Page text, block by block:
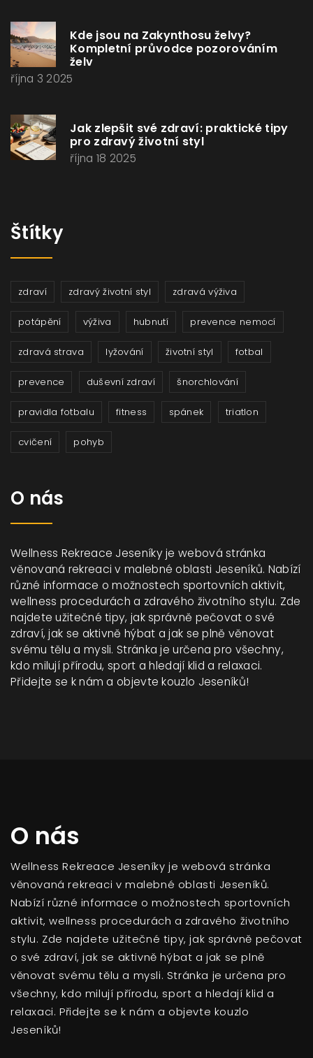
Kde jsou na Zakynthosu želvy?
Kompletní průvodce pozorováním
želv
října 3 2025
Jak zlepšit své zdraví: praktické tipy
pro zdravý životní styl
října 18 2025
Štítky
zdraví zdravý životní styl zdravá výživa
potápění výživa hubnutí prevence nemocí
zdravá strava lyžování životní styl fotbal
prevence duševní zdraví šnorchlování
pravidla fotbalu fitness spánek triatlon
cvičení pohyb
O nás
Wellness Rekreace Jeseníky je webová stránka
věnovaná rekreaci v malebné oblasti Jeseníků. Nabízí
různé informace o možnostech sportovních aktivit,
wellness procedurách a zdravého životního stylu. Zde
najdete užitečné tipy, jak správně pečovat o své
zdraví, jak se aktivně hýbat a jak se plně věnovat
svému tělu a mysli. Stránka je určena pro všechny,
kdo milují přírodu, sport a hledají klid a relaxaci.
Přidejte se k nám a objevte kouzlo Jeseníků!
O nás
Wellness Rekreace Jeseníky je webová stránka
věnovaná rekreaci v malebné oblasti Jeseníků.
Nabízí různé informace o možnostech sportovních
aktivit, wellness procedurách a zdravého životního
stylu. Zde najdete užitečné tipy, jak správně pečovat
o své zdraví, jak se aktivně hýbat a jak se plně
věnovat svému tělu a mysli. Stránka je určena pro
všechny, kdo milují přírodu, sport a hledají klid a
relaxaci. Přidejte se k nám a objevte kouzlo
Jeseníků!